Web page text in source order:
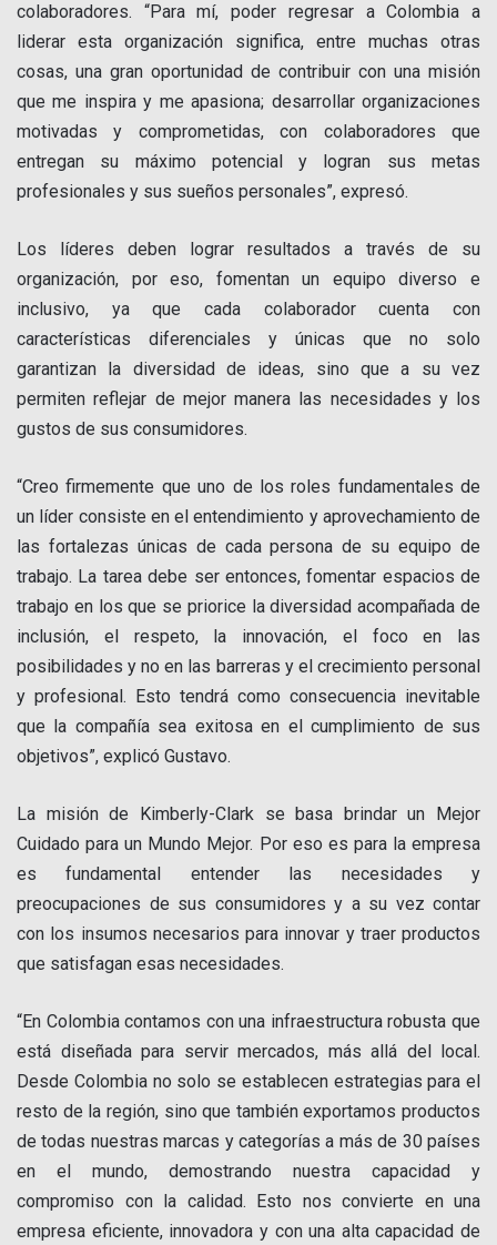
colaboradores. “Para mí, poder regresar a Colombia a
liderar esta organización significa, entre muchas otras
cosas, una gran oportunidad de contribuir con una misión
que me inspira y me apasiona; desarrollar organizaciones
motivadas y comprometidas, con colaboradores que
entregan su máximo potencial y logran sus metas
profesionales y sus sueños personales”, expresó.
Los líderes deben lograr resultados a través de su
organización, por eso, fomentan un equipo diverso e
inclusivo, ya que cada colaborador cuenta con
características diferenciales y únicas que no solo
garantizan la diversidad de ideas, sino que a su vez
permiten reflejar de mejor manera las necesidades y los
gustos de sus consumidores.
“Creo firmemente que uno de los roles fundamentales de
un líder consiste en el entendimiento y aprovechamiento de
las fortalezas únicas de cada persona de su equipo de
trabajo. La tarea debe ser entonces, fomentar espacios de
trabajo en los que se priorice la diversidad acompañada de
inclusión, el respeto, la innovación, el foco en las
posibilidades y no en las barreras y el crecimiento personal
y profesional. Esto tendrá como consecuencia inevitable
que la compañía sea exitosa en el cumplimiento de sus
objetivos”, explicó Gustavo.
La misión de Kimberly-Clark se basa brindar un Mejor
Cuidado para un Mundo Mejor. Por eso es para la empresa
es fundamental entender las necesidades y
preocupaciones de sus consumidores y a su vez contar
con los insumos necesarios para innovar y traer productos
que satisfagan esas necesidades.
“En Colombia contamos con una infraestructura robusta que
está diseñada para servir mercados, más allá del local.
Desde Colombia no solo se establecen estrategias para el
resto de la región, sino que también exportamos productos
de todas nuestras marcas y categorías a más de 30 países
en el mundo, demostrando nuestra capacidad y
compromiso con la calidad. Esto nos convierte en una
empresa eficiente, innovadora y con una alta capacidad de